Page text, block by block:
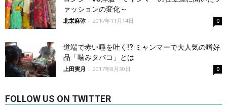
ァッションの変化～
北栄麻弥 - 2017年11月14日 0
道端で赤い唾を吐く!? ミャンマーで大人気の嗜好
品「噛みタバコ」とは
上田実月 - 2017年8月30日 0
FOLLOW US ON TWITTER